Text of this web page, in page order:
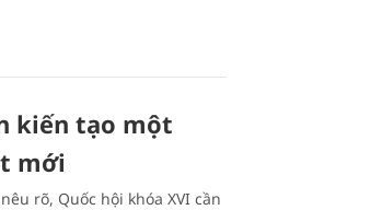
kiến tạo một
mới
rõ, Quốc hội khóa XVI cần